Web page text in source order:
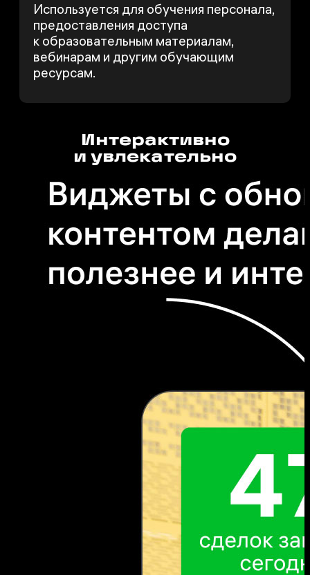
Используется для обучения персонала,
предоставления доступа
к образовательным материалам,
вебинарам и другим обучающим
ресурсам.
Интерактивно
и увлекательно